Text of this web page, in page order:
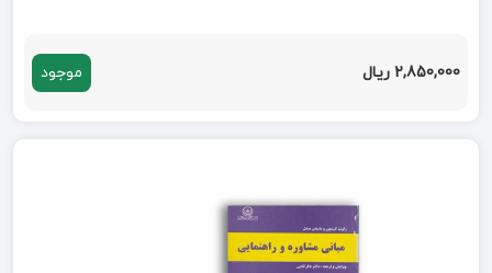
2,850,000 ریال موجود